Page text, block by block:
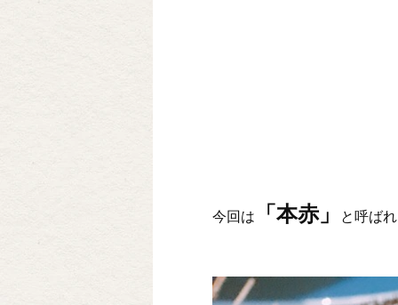
今回は 「本赤」 と呼ば